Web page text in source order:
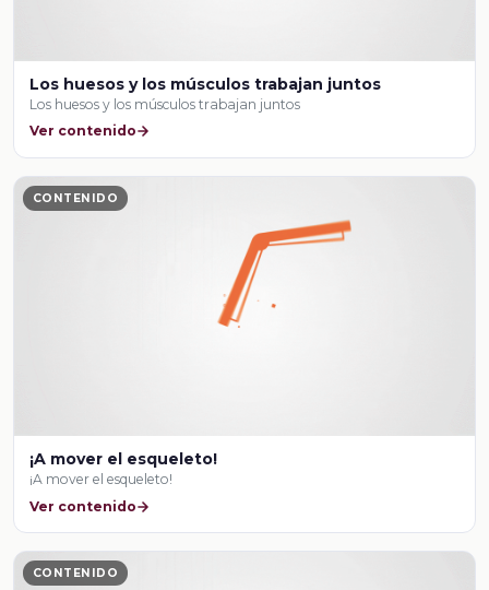
Los huesos y los músculos trabajan juntos
Los huesos y los músculos trabajan juntos
Ver contenido
CONTENIDO
¡A mover el esqueleto!
¡A mover el esqueleto!
Ver contenido
CONTENIDO